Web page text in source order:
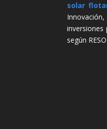
solar
inversiones
según